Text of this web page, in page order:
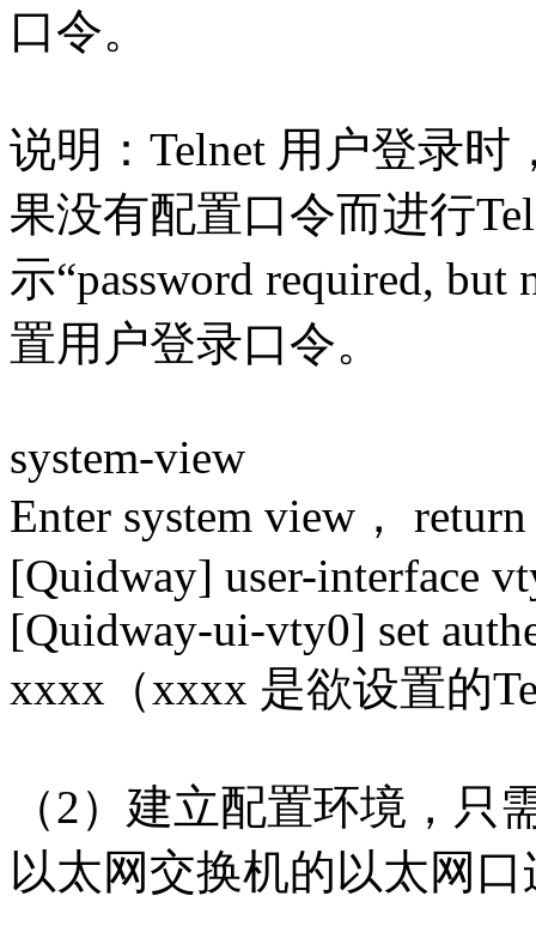
口令。
说明：Telnet 用户登录
果没有配置口令而进行
示“password required,
置用户登录口令。
system-view
Enter system view，
[Quidway] user-interface
[Quidway-ui-vty0] set
xxxx（xxxx 是欲设置的
（2）建立配置环境，
以太网交换机的以太网